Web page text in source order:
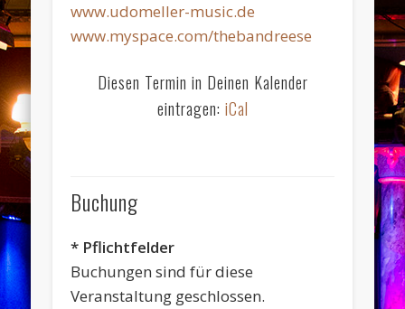
www.udomeller-music.de
www.myspace.com/thebandreese
Diesen Termin in Deinen Kalender
eintragen: iCal
Buchung
* Pflichtfelder
Buchungen sind für diese
Veranstaltung geschlossen.